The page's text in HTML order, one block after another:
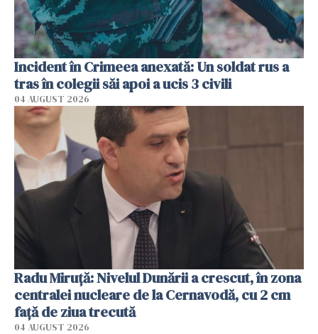
Incident în Crimeea anexată: Un soldat rus a
tras în colegii săi apoi a ucis 3 civili
04 AUGUST 2026
Radu Miruţă: Nivelul Dunării a crescut, în zona
centralei nucleare de la Cernavodă, cu 2 cm
faţă de ziua trecută
04 AUGUST 2026